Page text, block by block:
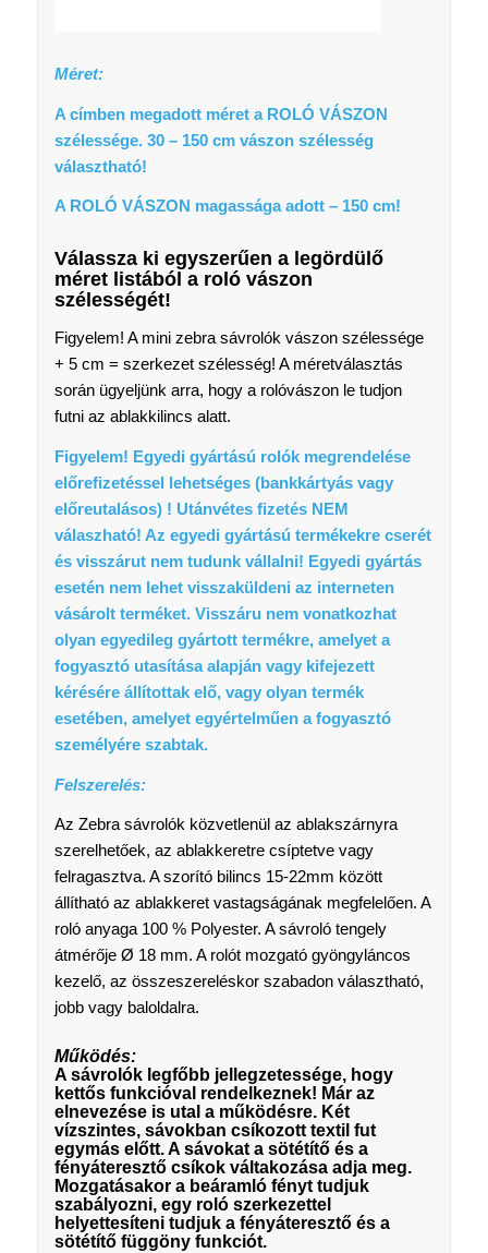
Méret:
A címben megadott méret a ROLÓ VÁSZON
szélessége. 30 – 150 cm vászon szélesség
választható!
A ROLÓ VÁSZON magassága adott – 150 cm!
Válassza ki egyszerűen a legördülő
méret listából a roló vászon
szélességét!
Figyelem! A mini zebra sávrolók vászon szélessége
+ 5 cm = szerkezet szélesség! A méretválasztás
során ügyeljünk arra, hogy a rolóvászon le tudjon
futni az ablakkilincs alatt.
Figyelem! Egyedi gyártású rolók megrendelése
előrefizetéssel lehetséges (bankkártyás vagy
előreutalásos) ! Utánvétes fizetés NEM
válaszható! Az egyedi gyártású termékekre cserét
és visszárut nem tudunk vállalni! Egyedi gyártás
esetén nem lehet visszaküldeni az interneten
vásárolt terméket. Visszáru nem vonatkozhat
olyan egyedileg gyártott termékre, amelyet a
fogyasztó utasítása alapján vagy kifejezett
kérésére állítottak elő, vagy olyan termék
esetében, amelyet egyértelműen a fogyasztó
személyére szabtak.
Felszerelés:
Az Zebra sávrolók közvetlenül az ablakszárnyra
szerelhetőek, az ablakkeretre csíptetve vagy
felragasztva. A szorító bilincs 15-22mm között
állítható az ablakkeret vastagságának megfelelően. A
roló anyaga 100 % Polyester. A sávroló tengely
átmérője Ø 18 mm. A rolót mozgató gyöngyláncos
kezelő, az összeszereléskor szabadon választható,
jobb vagy baloldalra.
Működés:
A sávrolók legfőbb jellegzetessége, hogy
kettős funkcióval rendelkeznek! Már az
elnevezése is utal a működésre. Két
vízszintes, sávokban csíkozott textil fut
egymás előtt. A sávokat a sötétítő és a
fényáteresztő csíkok váltakozása adja meg.
Mozgatásakor a beáramló fényt tudjuk
szabályozni, egy roló szerkezettel
helyettesíteni tudjuk a fényáteresztő és a
sötétítő függöny funkciót.